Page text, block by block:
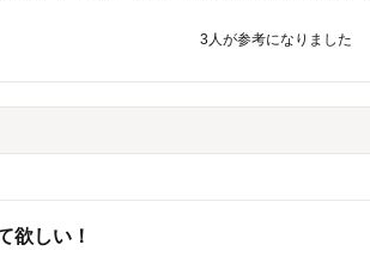
3 人が参考になりました
欲しい！